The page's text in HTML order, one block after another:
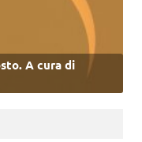
A cura di